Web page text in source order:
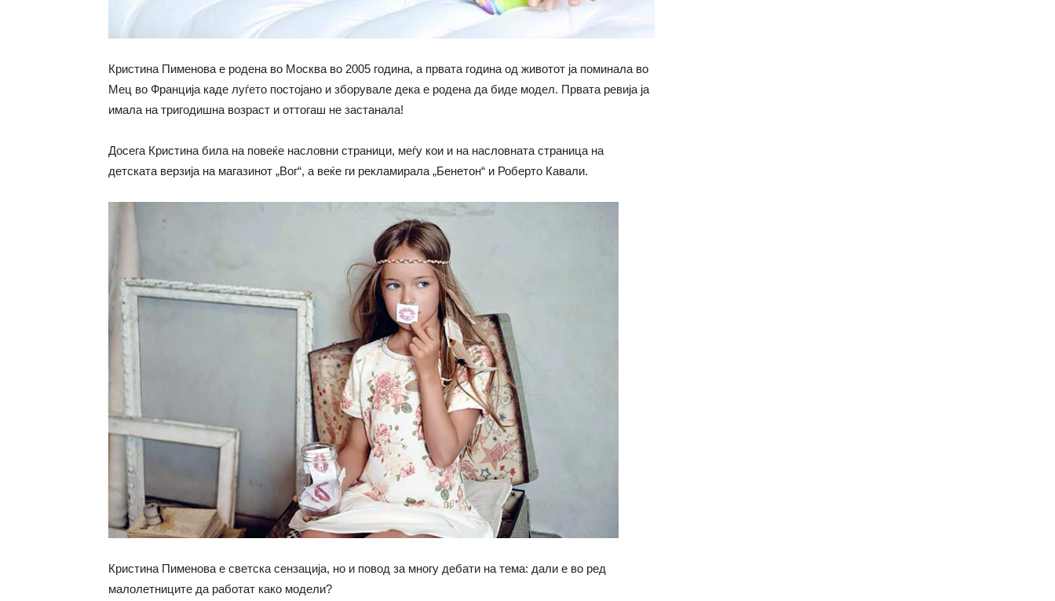
Кристина Пименова е родена во Москва во 2005 година, а првата година од животот ја поминала во
Мец во Франција каде луѓето постојано и зборувале дека е родена да биде модел. Првата ревија ја
имала на тригодишна возраст и оттогаш не застанала!
Досега Кристина била на повеќе насловни страници, меѓу кои и на насловната страница на
детската верзија на магазинот „Вог“, а веќе ги рекламирала „Бенетон“ и Роберто Кавали.
Кристина Пименова е светска сензација, но и повод за многу дебати на тема: дали е во ред
малолетниците да работат како модели?